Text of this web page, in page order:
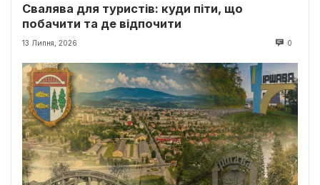
Свалява для туристів: куди піти, що
побачити та де відпочити
13 Липня, 2026 0